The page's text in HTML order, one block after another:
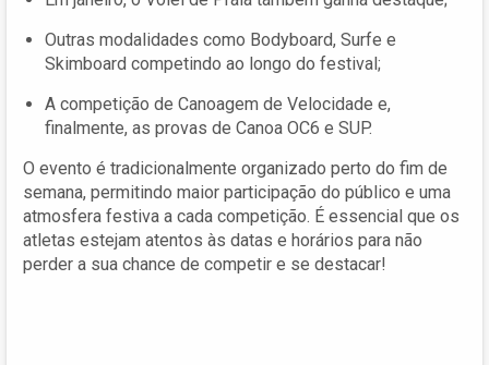
Outras modalidades como Bodyboard, Surfe e
Skimboard competindo ao longo do festival;
A competição de Canoagem de Velocidade e,
finalmente, as provas de Canoa OC6 e SUP.
O evento é tradicionalmente organizado perto do fim de
semana, permitindo maior participação do público e uma
atmosfera festiva a cada competição. É essencial que os
atletas estejam atentos às datas e horários para não
perder a sua chance de competir e se destacar!